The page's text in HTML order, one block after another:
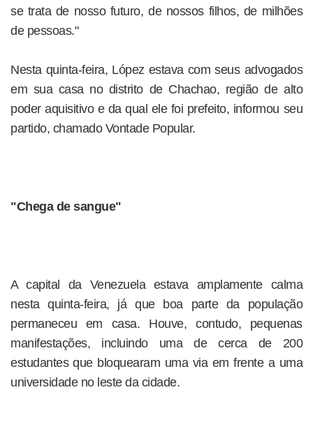
se trata de nosso futuro, de nossos filhos, de milhões
de pessoas."
Nesta quinta-feira, López estava com seus advogados
em sua casa no distrito de Chachao, região de alto
poder aquisitivo e da qual ele foi prefeito, informou seu
partido, chamado Vontade Popular.
"Chega de sangue"
A capital da Venezuela estava amplamente calma
nesta quinta-feira, já que boa parte da população
permaneceu em casa. Houve, contudo, pequenas
manifestações, incluindo uma de cerca de 200
estudantes que bloquearam uma via em frente a uma
universidade no leste da cidade.